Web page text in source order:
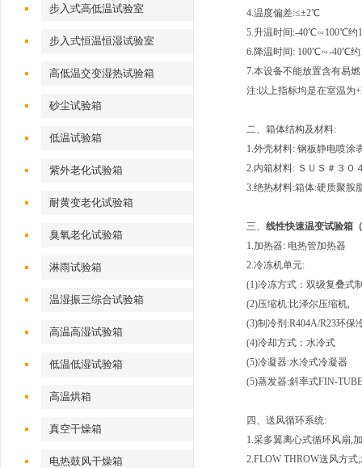
步入式高低温试验室
步入式恒温恒湿试验室
高低温交变湿热试验箱
砂尘试验箱
低温试验箱
紫外老化试验箱
耐黄变老化试验箱
臭氧老化试验箱
淋雨试验箱
温湿振三综合试验箱
高温高湿试验箱
低温低湿试验箱
高温烘箱
真空干燥箱
电热鼓风干燥箱
4.温度偏差:≤±2℃
5.升温时间:-40℃∽100℃约
6.降温时间: 100℃∽-40℃约
7.本设备不能放置含有易
注:以上指标均是在室温为
二、箱体结构及材料:
1.外壳材料: 钢板静电喷涂
2.内箱材料: ＳＵＳ＃３０
3.绝热材料:箱体:硬质聚胺
三、 线性快速温变试验箱
1.加热器: 电热管加热器
2.冷冻机单元:
(1)冷冻方式：双级复叠式
(2)压缩机:比泽尔压缩机,
(3)制冷剂:R404A/R23环保
(4)冷却方式：水冷式
(5)冷凝器:水冷式冷凝器
(5)蒸发器:斜率式FIN-
四、送风循环系统:
1.采多翼离心式循环风扇,
2.FLOW THROW送风方